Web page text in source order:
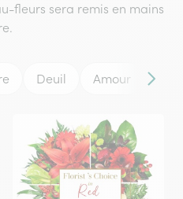
fleurs sera remis en mains
Deuil Amour